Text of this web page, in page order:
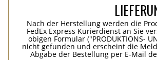
Nach der Herstellung werden die
FedEx Express Kurierdienst an Sie
obigen Formular ("PRODUKTIONS-
nicht gefunden und erscheint die
Abgabe der Bestellung per E-Mail